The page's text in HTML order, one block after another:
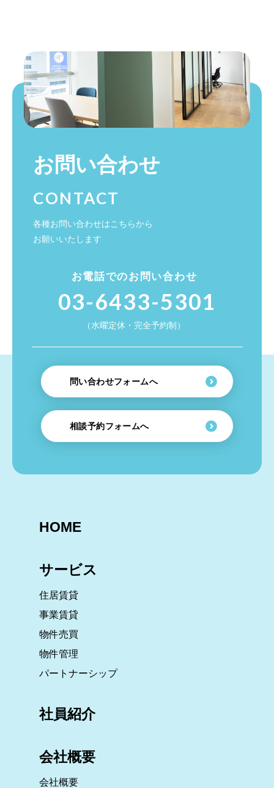
お問い合わせ
CONTACT
各種お問い合わせはこちらから
お願いいたします
お電話でのお問い合わせ
03-6433-5301
（水曜定休・完全予約制）
問い合わせフォームへ
相談予約フォームへ
HOME
サービス
住居賃貸
事業賃貸
物件売買
物件管理
パートナーシップ
社員紹介
会社概要
会社概要